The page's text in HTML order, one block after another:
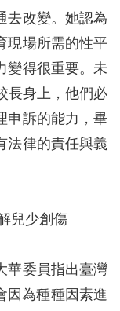
去改變。她認為
現場所需的性平
變得很重要。未
長身上，他們必
申訴的能力，畢
法律的責任與義
兒少創傷
華委員指出臺灣
因為種種因素進